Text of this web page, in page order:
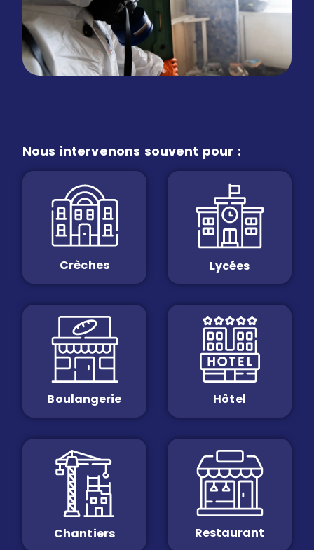
Nous intervenons souvent pour :
Crèches Lycées
Boulangerie Hôtel
Chantiers Restaurant